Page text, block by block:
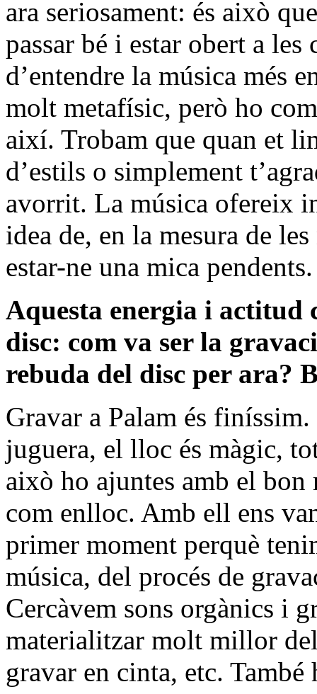
ara seriosament: és això
passar bé i estar obert a
d’entendre la música més
molt metafísic, però ho
així. Trobam que quan et
d’estils o simplement
avorrit. La música ofereix
idea de, en la mesura de
estar-ne una mica pendents.
Aquesta energia i actitud
disc: com va ser la
rebuda del disc per ara?
Gravar a Palam és
juguera, el lloc és màgic,
això ho ajuntes amb el
com enlloc. Amb ell ens
primer moment perquè
música, del procés de
Cercàvem sons orgànics i
materialitzar molt millor
gravar en cinta, etc. També